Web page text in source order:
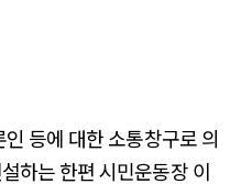
등에 대한 소통창구로 의
하는 한편 시민운동장 이